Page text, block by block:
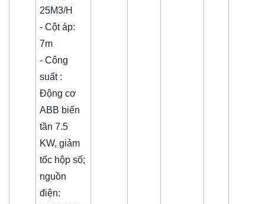
25M3/H
- Cột áp:
7m
- Công
suất :
Động cơ
ABB biến
tần 7.5
KW, giảm
tốc hộp số;
nguồn
điện: